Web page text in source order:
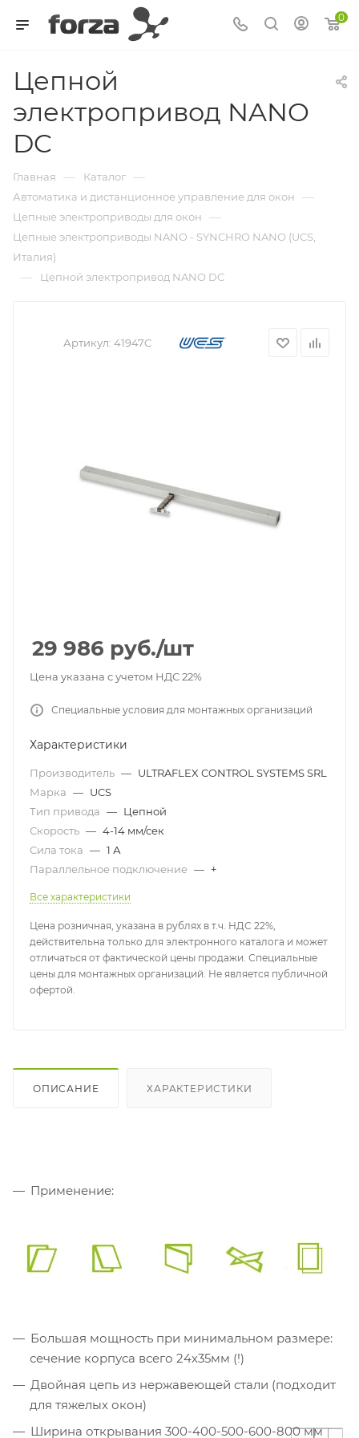
0
Цепной
электропривод NANO
DC
Главная — Каталог —
Автоматика и дистанционное управление для окон —
Цепные электроприводы для окон —
Цепные электроприводы NANO - SYNCHRO NANO (UCS,
Италия)
— Цепной электропривод NANO DC
Артикул: 41947C
29 986 руб./шт
Цена указана с учетом НДС 22%
Специальные условия для монтажных организаций
Характеристики
Производитель — ULTRAFLEX CONTROL SYSTEMS SRL
Марка — UCS
Тип привода — Цепной
Скорость — 4-14 мм/сек
Сила тока — 1 А
Параллельное подключение — +
Все характеристики
Цена розничная, указана в рублях в т.ч. НДС 22%,
действительна только для электронного каталога и может
отличаться от фактической цены продажи. Специальные
цены для монтажных организаций. Не является публичной
офертой.
ОПИСАНИЕ ХАРАКТЕРИСТИКИ
Применение:
Большая мощность при минимальном размере:
сечение корпуса всего 24х35мм (!)
Двойная цепь из нержавеющей стали (подходит
для тяжелых окон)
Ширина открывания 300-400-500-600-800 мм